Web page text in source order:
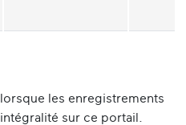
les enregistrements
sur ce portail.